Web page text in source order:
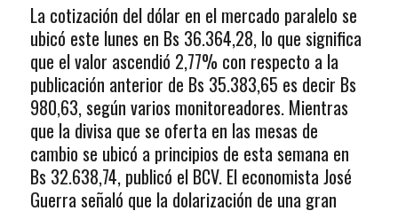
La cotización del dólar en el mercado paralelo se
ubicó este lunes en Bs 36.364,28, lo que significa
que el valor ascendió 2,77% con respecto a la
publicación anterior de Bs 35.383,65 es decir Bs
980,63, según varios monitoreadores. Mientras
que la divisa que se oferta en las mesas de
cambio se ubicó a principios de esta semana en
Bs 32.638,74, publicó el BCV. El economista José
Guerra señaló que la dolarización de una gran